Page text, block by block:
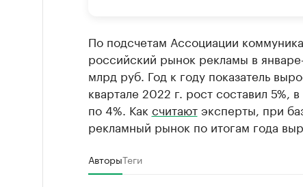
По подсчетам Ассоциации
российский рынок рекламы в
млрд руб. Год к году показатель
квартале 2022 г. рост составил
по 4%. Как считаютэксперты, при
рекламный рынок по итогам года
АвторыТеги